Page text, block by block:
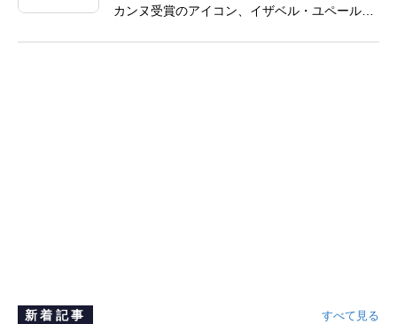
カンヌ受賞のアイコン、イザベル・ユペールが
全編Osmo Pocket 4Pで撮影
新着記事 すべて見る